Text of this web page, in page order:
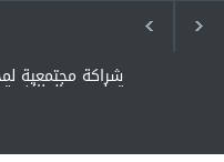
شراكة مجتمعية
تعليمي بالطائف